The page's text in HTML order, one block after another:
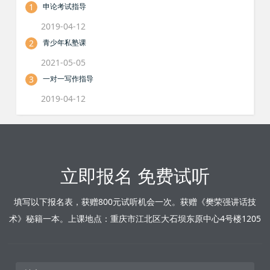
1 申论考试指导
2019-04-12
2
青少年私塾课
2021-05-05
3
一对一写作指导
2019-04-12
立即报名 免费试听
填写以下报名表，获赠800元试听机会一次。获赠《樊荣强讲话技
术》秘籍一本。上课地点：重庆市江北区大石坝东原中心4号楼1205